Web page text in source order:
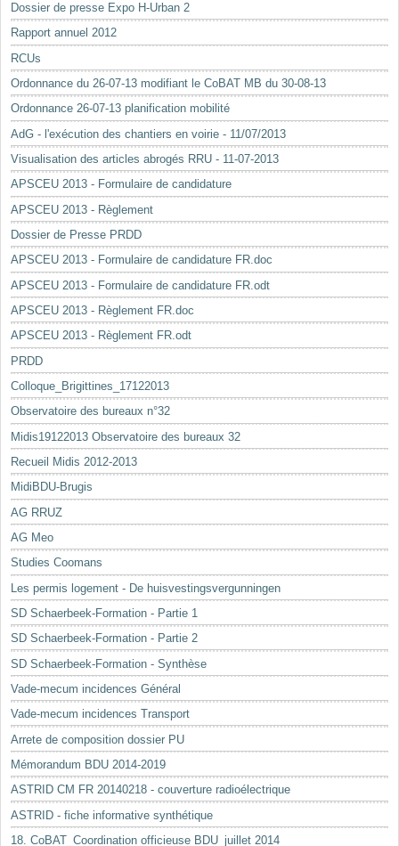
Dossier de presse Expo H-Urban 2
Rapport annuel 2012
RCUs
Ordonnance du 26-07-13 modifiant le CoBAT MB du 30-08-13
Ordonnance 26-07-13 planification mobilité
AdG - l'exécution des chantiers en voirie - 11/07/2013
Visualisation des articles abrogés RRU - 11-07-2013
APSCEU 2013 - Formulaire de candidature
APSCEU 2013 - Règlement
Dossier de Presse PRDD
APSCEU 2013 - Formulaire de candidature FR.doc
APSCEU 2013 - Formulaire de candidature FR.odt
APSCEU 2013 - Règlement FR.doc
APSCEU 2013 - Règlement FR.odt
PRDD
Colloque_Brigittines_17122013
Observatoire des bureaux n°32
Midis19122013 Observatoire des bureaux 32
Recueil Midis 2012-2013
MidiBDU-Brugis
AG RRUZ
AG Meo
Studies Coomans
Les permis logement - De huisvestingsvergunningen
SD Schaerbeek-Formation - Partie 1
SD Schaerbeek-Formation - Partie 2
SD Schaerbeek-Formation - Synthèse
Vade-mecum incidences Général
Vade-mecum incidences Transport
Arrete de composition dossier PU
Mémorandum BDU 2014-2019
ASTRID CM FR 20140218 - couverture radioélectrique
ASTRID - fiche informative synthétique
18. CoBAT_Coordination officieuse BDU_juillet 2014